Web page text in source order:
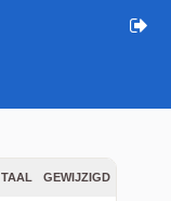
TAAL GEWIJZIGD